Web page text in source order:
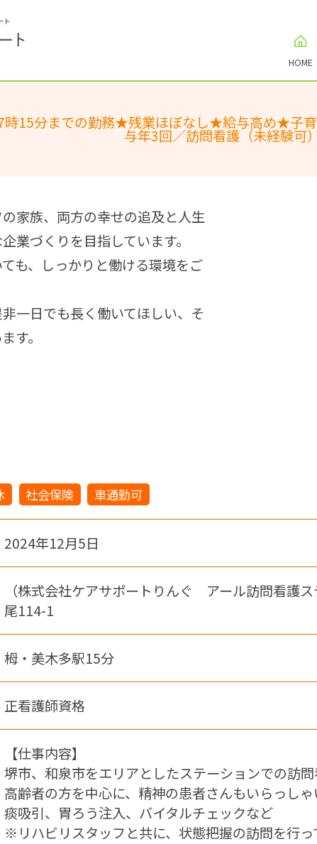
HOME
15分までの勤務★残業ほぼなし★給与高め★子
与年3回／訪問看護（未経験可）
家族、両方の幸せの追及と人生
業づくりを目指しています。
も、しっかりと働ける環境をご
一日でも長く働いてほしい、そ
す。
社会保険 車通勤可
2024年12月5日
（株式会社ケアサポートりんぐ アール訪問看護
尾114-1
栂・美木多駅15分
正看護師資格
【仕事内容】
堺市、和泉市をエリアとしたステーションでの訪問
高齢者の方を中心に、精神の患者さんもいらっしゃ
痰吸引、胃ろう注入、バイタルチェックなど
※リハビリスタッフと共に、状態把握の訪問を行っ